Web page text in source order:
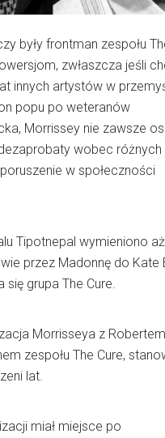
były frontman zespołu
zwłaszcza jeśli
innych artystów w
popu po weteranów
Morrissey nie zawsze
wobec różnych
w społeczności
Tipotnepal wymieniono
przez Madonnę do Kate
się grupa The Cure.
Morrisseya z Robertem
zespołu The Cure,
lat.
miał miejsce po